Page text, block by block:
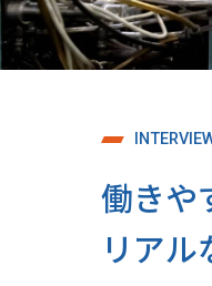
働きや
リアル